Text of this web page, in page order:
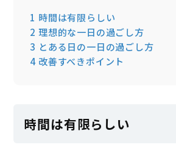
1 時間は有限らしい
2 理想的な一日の過ごし方
3 とある日の一日の過ごし方
4 改善すべきポイント
時間は有限らしい